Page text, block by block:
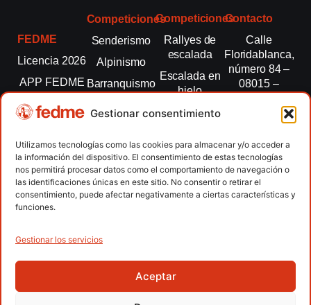
Gestionar consentimiento
Utilizamos tecnologías como las cookies para almacenar y/o acceder a
la información del dispositivo. El consentimiento de estas tecnologías
nos permitirá procesar datos como el comportamiento de navegación o
las identificaciones únicas en este sitio. No consentir o retirar el
consentimiento, puede afectar negativamente a ciertas características y
funciones.
Gestionar los servicios
Aceptar
FEDME
Licencia 2026
APP FEDME
Transparencia
autonómicas
Clubes
Contacto
Competiciones
Senderismo
Alpinismo
Barranquismo
montaña
Escalada
Escalada
paralimpica
Competiciones
Rallyes de
escalada
Escalada en
hielo
Esquí de
Marcha
Nórdica
Raquetas de
nieve
Contacto
Calle
Floridablanca,
número 84 –
08015 –
fedme@fedme.es
934 264 267
Copyright © 2026 Federación Española de Deportes de
Montaña y Escalada | Desarrollado porTOOOLS